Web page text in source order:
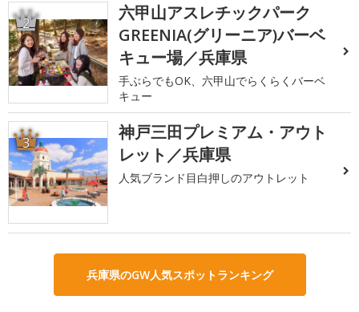
2
六甲山アスレチックパーク
GREENIA(グリーニア)バーベ
キュー場／兵庫県
手ぶらでもOK、六甲山でらくらくバーベ
キュー
3
神戸三田プレミアム・アウト
レット／兵庫県
人気ブランド目白押しのアウトレット
兵庫県のGW人気スポットランキング